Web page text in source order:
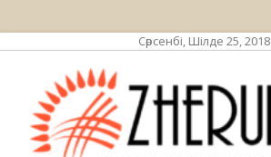
Сәрсенбі, Шілде 25, 2018